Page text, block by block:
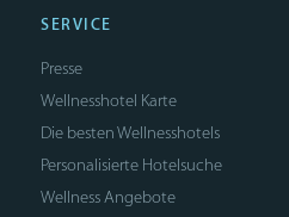
SERVICE
Presse
Wellnesshotel Karte
Die besten Wellnesshotels
Personalisierte Hotelsuche
Wellness Angebote